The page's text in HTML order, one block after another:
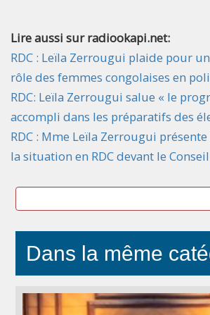
Lire aussi sur radiookapi.net:
RDC : Leïla Zerrougui plaide pour
rôle des femmes congolaises en
RDC: Leïla Zerrougui salue « le
accompli dans les préparatifs des
RDC : Mme Leïla Zerrougui
la situation en RDC devant le
Dans la même